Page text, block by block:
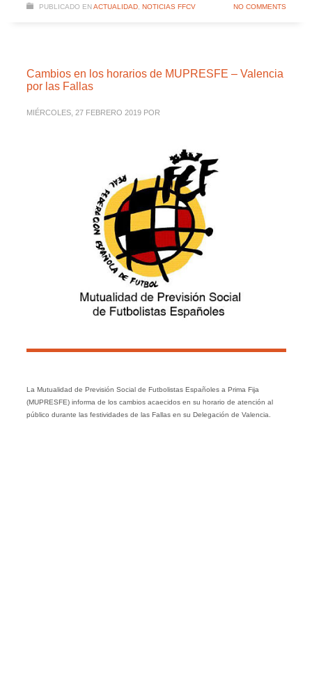
PUBLICADO EN ACTUALIDAD, NOTICIAS FFCV NO COMMENTS
Cambios en los horarios de MUPRESFE – Valencia
por las Fallas
MIÉRCOLES, 27 FEBRERO 2019 POR
La Mutualidad de Previsión Social de Futbolistas Españoles a Prima Fija
(MUPRESFE) informa de los cambios acaecidos en su horario de atención al
público durante las festividades de las Fallas en su Delegación de Valencia.